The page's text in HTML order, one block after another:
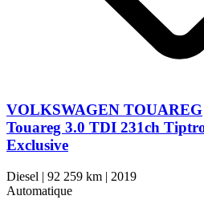
VOLKSWAGEN TOUAREG
Touareg 3.0 TDI 231ch
Exclusive
Diesel | 92 259 km | 2019
Automatique